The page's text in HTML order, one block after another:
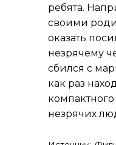
ребята.
своими
оказать
незрячему
сбился с
как раз
незрячих